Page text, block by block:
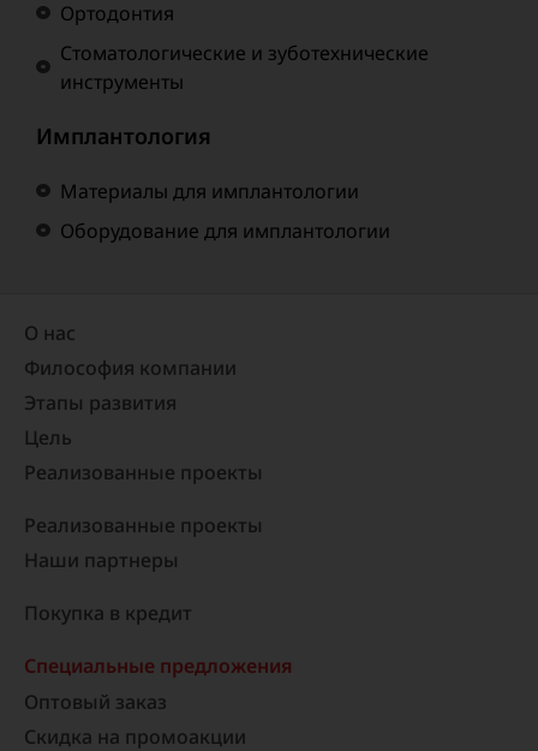
Ортодонтия
Стоматологические и зуботехнические
инструменты
Имплантология
Материалы для имплантологии
Оборудование для имплантологии
О нас
Философия компании
Этапы развития
Цель
Реализованные проекты​
Реализованные проекты
Наши партнеры
Покупка в кредит
Специальные предложения
Оптовый заказ
Скидка на промоакции